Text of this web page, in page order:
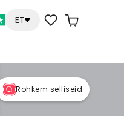
ET
Rohkem selliseid